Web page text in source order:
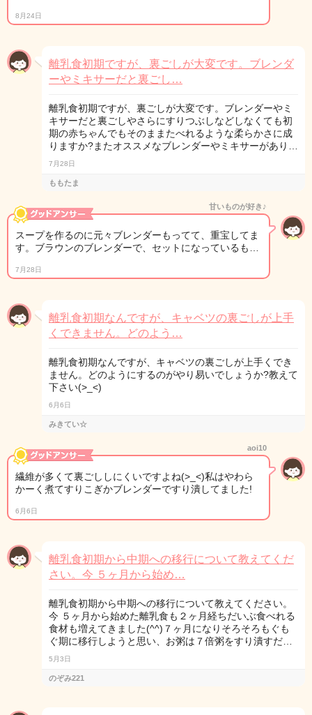
8月24日
離乳食初期ですが、裏ごしが大変です。ブレンダ
ーやミキサーだと裏ごし…
離乳食初期ですが、裏ごしが大変です。ブレンダーやミ
キサーだと裏ごしやさらにすりつぶしなどしなくても初
期の赤ちゃんでもそのままたべれるような柔らかさに成
りますか?またオススメなブレンダーやミキサーがあり…
7月28日
ももたま
甘いものが好き♪
スープを作るのに元々ブレンダーもってて、重宝してま
す。ブラウンのブレンダーで、セットになっているも…
7月28日
離乳食初期なんですが、キャベツの裏ごしが上手
くできません。どのよう…
離乳食初期なんですが、キャベツの裏ごしが上手くでき
ません。どのようにするのがやり易いでしょうか?教えて
下さい(>_<)
6月6日
みきてい☆
aoi10
繊維が多くて裏ごししにくいですよね(>_<)私はやわら
かーく煮てすりこぎかブレンダーですり潰してました!
6月6日
離乳食初期から中期への移行について教えてくだ
さい。今 ５ヶ月から始め…
離乳食初期から中期への移行について教えてください。
今 ５ヶ月から始めた離乳食も２ヶ月経ちだいぶ食べれる
食材も増えてきました(^^)７ヶ月になりそろそろもぐも
ぐ期に移行しようと思い、お粥は７倍粥をすり潰すだ…
5月3日
のぞみ221